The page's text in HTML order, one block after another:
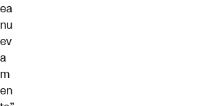
ea
nu
ev
a
m
en